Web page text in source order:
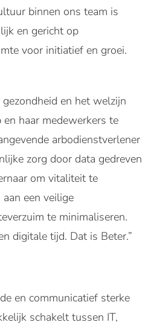
binnen ons team is
en gericht op
voor initiatief en groei.
en het welzijn
haar medewerkers te
arbodienstverlener
zorg door data gedreven
om vitaliteit te
een veilige
te minimaliseren.
digitale tijd. Dat is Beter.”
en communicatief sterke
schakelt tussen IT,